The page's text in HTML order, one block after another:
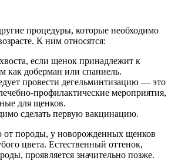
процедуры, которые необходимо
К ним относятся:
если щенок принадлежит к
как доберман или спаниель.
провести дегельминтизацию — это
профилактические мероприятия,
для щенков.
сделать первую вакцинацию.
от породы, у новорожденных щенков
цвета. Естественный оттенок,
проявляется значительно позже.